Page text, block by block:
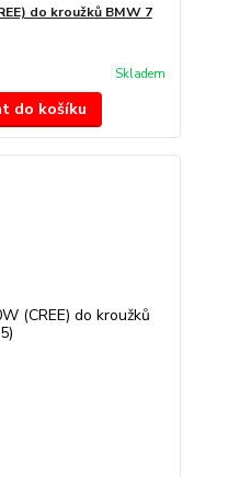
do kroužků BMW 7
Skladem
do košíku